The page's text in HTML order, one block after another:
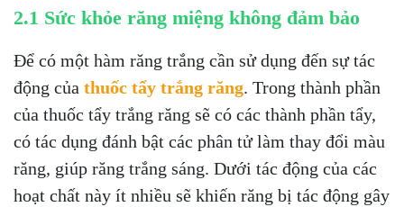
2.1 Sức khỏe răng miệng không đảm bảo
Để có một hàm răng trắng cần sử dụng đến sự tác
động của thuốc tẩy trắng răng. Trong thành phần
của thuốc tẩy trắng răng sẽ có các thành phần tẩy,
có tác dụng đánh bật các phân tử làm thay đổi màu
răng, giúp răng trắng sáng. Dưới tác động của các
hoạt chất này ít nhiều sẽ khiến răng bị tác động gây